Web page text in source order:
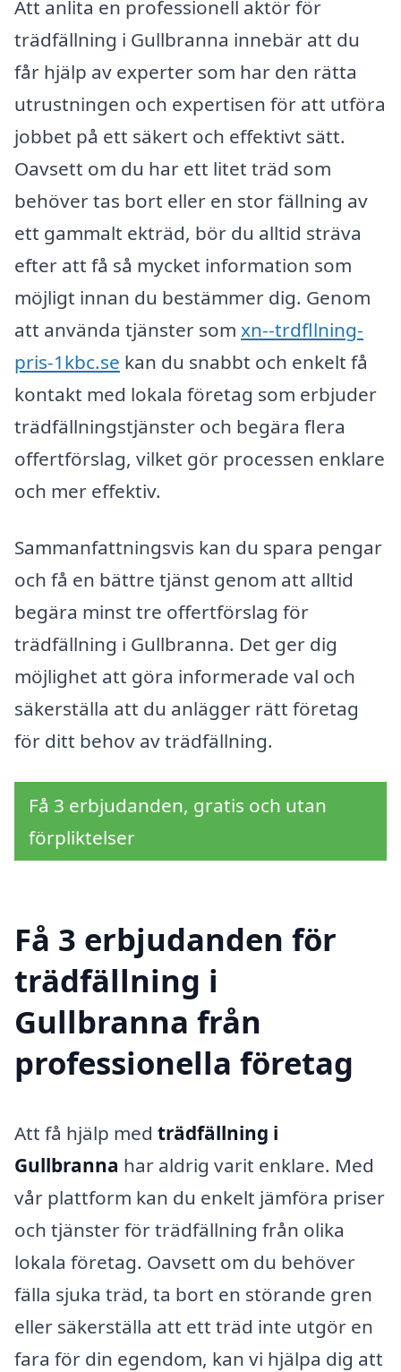
Att anlita en professionell aktör för
trädfällning i Gullbranna innebär att du
får hjälp av experter som har den rätta
utrustningen och expertisen för att utföra
jobbet på ett säkert och effektivt sätt.
Oavsett om du har ett litet träd som
behöver tas bort eller en stor fällning av
ett gammalt ekträd, bör du alltid sträva
efter att få så mycket information som
möjligt innan du bestämmer dig. Genom
att använda tjänster som xn--trdfllning-
pris-1kbc.se kan du snabbt och enkelt få
kontakt med lokala företag som erbjuder
trädfällningstjänster och begära flera
offertförslag, vilket gör processen enklare
och mer effektiv.
Sammanfattningsvis kan du spara pengar
och få en bättre tjänst genom att alltid
begära minst tre offertförslag för
trädfällning i Gullbranna. Det ger dig
möjlighet att göra informerade val och
säkerställa att du anlägger rätt företag
för ditt behov av trädfällning.
Få 3 erbjudanden, gratis och utan
förpliktelser
Få 3 erbjudanden för
trädfällning i
Gullbranna från
professionella företag
Att få hjälp med trädfällning i
Gullbranna har aldrig varit enklare. Med
vår plattform kan du enkelt jämföra priser
och tjänster för trädfällning från olika
lokala företag. Oavsett om du behöver
fälla sjuka träd, ta bort en störande gren
eller säkerställa att ett träd inte utgör en
fara för din egendom, kan vi hjälpa dig att